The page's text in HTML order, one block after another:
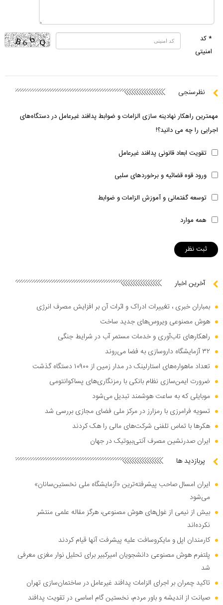
* کد
امنیتی
نظرسنجی
مهمترین راهکار نهادینه سازی الزامات و ضوابط پدافند غیرعامل در دستگاه‌های
اجرایی را چه می دانید؟!
تقویت ابعاد قانونی پدافند غیرعامل
ورود قوه قضائیه و برخوردهای سلبی
توسعه گفتمانی و آموزش الزامات و ضوابط
همه موارد
آخرین اخبار
بمباران خبری ، تغییرات ادراک و اثرات آن بر افزایش مصرف انرژی
هوش مصنوعی ویروس‌های جدید ساخت
راهکار‌های تاب‌آوری و خدمات مستمر آب در شرایط جنگی
۳۲ آزمایشگاه داروسازی به فضا می‌روند
تعداد ماهواره‌های استارلینک در مدار زمین از ۱۰۹۰۰ دستگاه گذشت
ضرورت ایمن‌سازی نظام بانکی با رمزنگاری‌های پساکوانتومی
موبایلی که به ساعت هوشمند تبدیل می‌شود
تسویه فرامرزی با رمزارز در مرکز ملی فضای مجازی بررسی شد
هکر‌ها با تماس تلفنی شرکت‌های مالی را هک کردند
ایران صدرنشین مصرف آنتی‌بیوتیک در جهان
پربازدید ها
ایران امسال صاحب پیشرفته‌ترین «آزمایشگاه ملی نخستین‌سانان»
می‌شود
بیش از نیمی از غول‌های هوش مصنوعی، هرگز مقاله علمی منتشر
نکرده‌اند
کارمندان اپل و مایکروسافت علیه پیشرفت آنها قیام کردند
پلتفرم هوش مصنوعی دانشجویان امیرکبیر برای تحلیل نوار مغزی معرفی
شد
تاکید چمران بر اجرای الزامات پدافند غیرعامل در ساختمان‌سازی تهران
صیانت از اندیشه و باور مردم، نخستین گام اساسی در تقویت پدافند